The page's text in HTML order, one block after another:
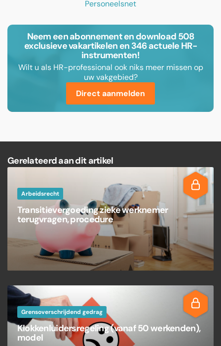
Neem een abonnement en download 508
exclusieve vakartikelen en 346 actuele HR-
instrumenten!
Wilt u als HR-professional ook niks meer missen op
uw vakgebied?
Direct aanmelden
Gerelateerd aan dit artikel
Arbeidsrecht
Transitievergoeding zieke werknemer
terugvragen, procedure
Grensoverschrijdend gedrag
Klokkenluidersregeling (vanaf 50 werkenden),
model